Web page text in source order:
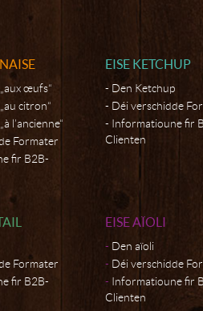
œufs“
citron“
l’ancienne“
Formater
fir B2B-
EISE KETCHUP
Den Ketchup
Déi verschidde
Informatioune fir
Clienten
Formater
fir B2B-
EISE AÏOLI
Den aïoli
Déi verschidde
Informatioune fir
Clienten